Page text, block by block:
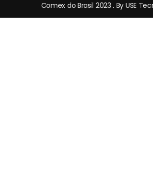
Comex do Brasil 2023 . By USE